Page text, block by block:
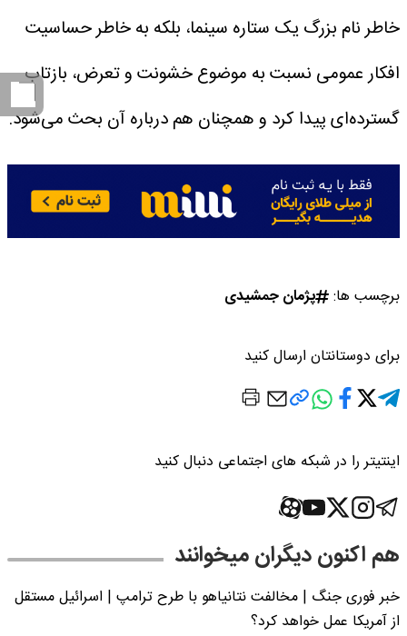
خاطر نام بزرگ یک ستاره سینما، بلکه به خاطر حساسیت
افکار عمومی نسبت به موضوع خشونت و تعرض، بازتاب
گسترده‌ای پیدا کرد و همچنان هم درباره آن بحث می‌شود.
برچسب ها: پژمان جمشیدی
برای دوستانتان ارسال کنید
اینتیتر را در شبکه های اجتماعی دنبال کنید
هم اکنون دیگران میخوانند
خبر فوری جنگ | مخالفت نتانیاهو با طرح ترامپ | اسرائیل مستقل
از آمریکا عمل خواهد کرد؟